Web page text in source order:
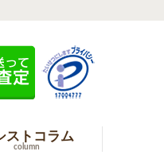
ストコラム
column